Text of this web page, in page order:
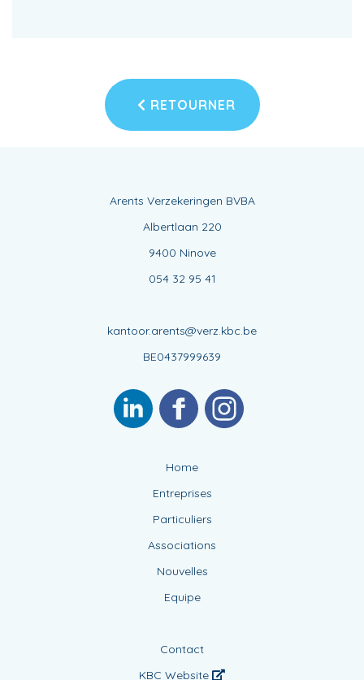
RETOURNER
Arents Verzekeringen BVBA
Albertlaan 220
9400 Ninove
054 32 95 41
kantoor.arents@verz.kbc.be
BE0437999639
Home
Entreprises
Particuliers
Associations
Nouvelles
Equipe
Contact
KBC Website